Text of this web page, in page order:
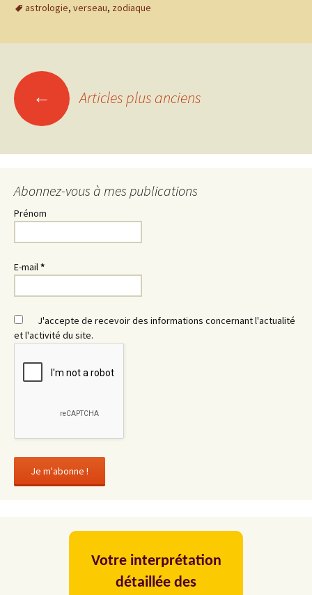
astrologie, verseau, zodiaque
Navigation
des
articles
← Articles plus anciens
Abonnez-vous à mes publications
Prénom
E-mail*
J'accepte de recevoir des informations concernant l'actualité
et l'activité du site.
Votre interprétation
détaillée des